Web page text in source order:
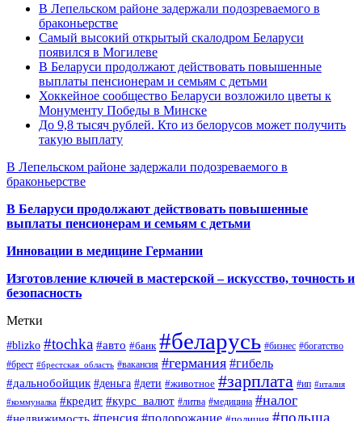
В Лепельском районе задержали подозреваемого в
браконьерстве
Самый высокий открытый скалодром Беларуси
появился в Могилеве
В Беларуси продолжают действовать повышенные
выплаты пенсионерам и семьям с детьми
Хоккейное сообщество Беларуси возложило цветы к
Монументу Победы в Минске
До 9,8 тысяч рублей. Кто из белорусов может получить
такую выплату
В Лепельском районе задержали подозреваемого в
браконьерстве
В Беларуси продолжают действовать повышенные
выплаты пенсионерам и семьям с детьми
Инновации в медицине Германии
Изготовление ключей в мастерской – искусство, точность и
безопасность
Метки
#blizko #tochka #авто #банк #беларусь #бизнес #богатство
#брест #брестская_область #вакансия #германия #гибель
#дальнобойщик #деньга #дети #животное #зарплата #ип #италия
#коммуналка #кредит #курс_валют #литва #медицина #налог
#пенсия #подорожание #польша